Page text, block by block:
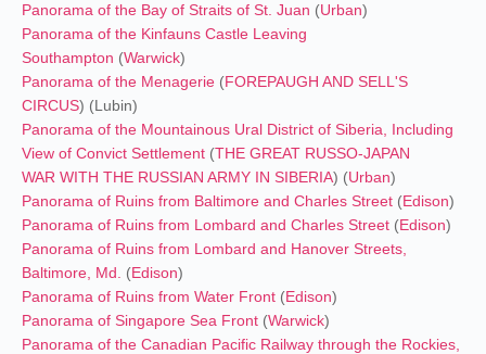
Panorama of the Bay of Straits of St. Juan (Urban)
Panorama of the Kinfauns Castle Leaving
Southampton (Warwick)
Panorama of the Menagerie (FOREPAUGH AND SELL'S
CIRCUS) (Lubin)
Panorama of the Mountainous Ural District of Siberia, Including
View of Convict Settlement (THE GREAT RUSSO-JAPAN
WAR WITH THE RUSSIAN ARMY IN SIBERIA) (Urban)
Panorama of Ruins from Baltimore and Charles Street (Edison)
Panorama of Ruins from Lombard and Charles Street (Edison)
Panorama of Ruins from Lombard and Hanover Streets,
Baltimore, Md.
(Edison)
Panorama of Ruins from Water Front (Edison)
Panorama of Singapore Sea Front (Warwick)
Panorama of the Canadian Pacific Railway through the Rockies,